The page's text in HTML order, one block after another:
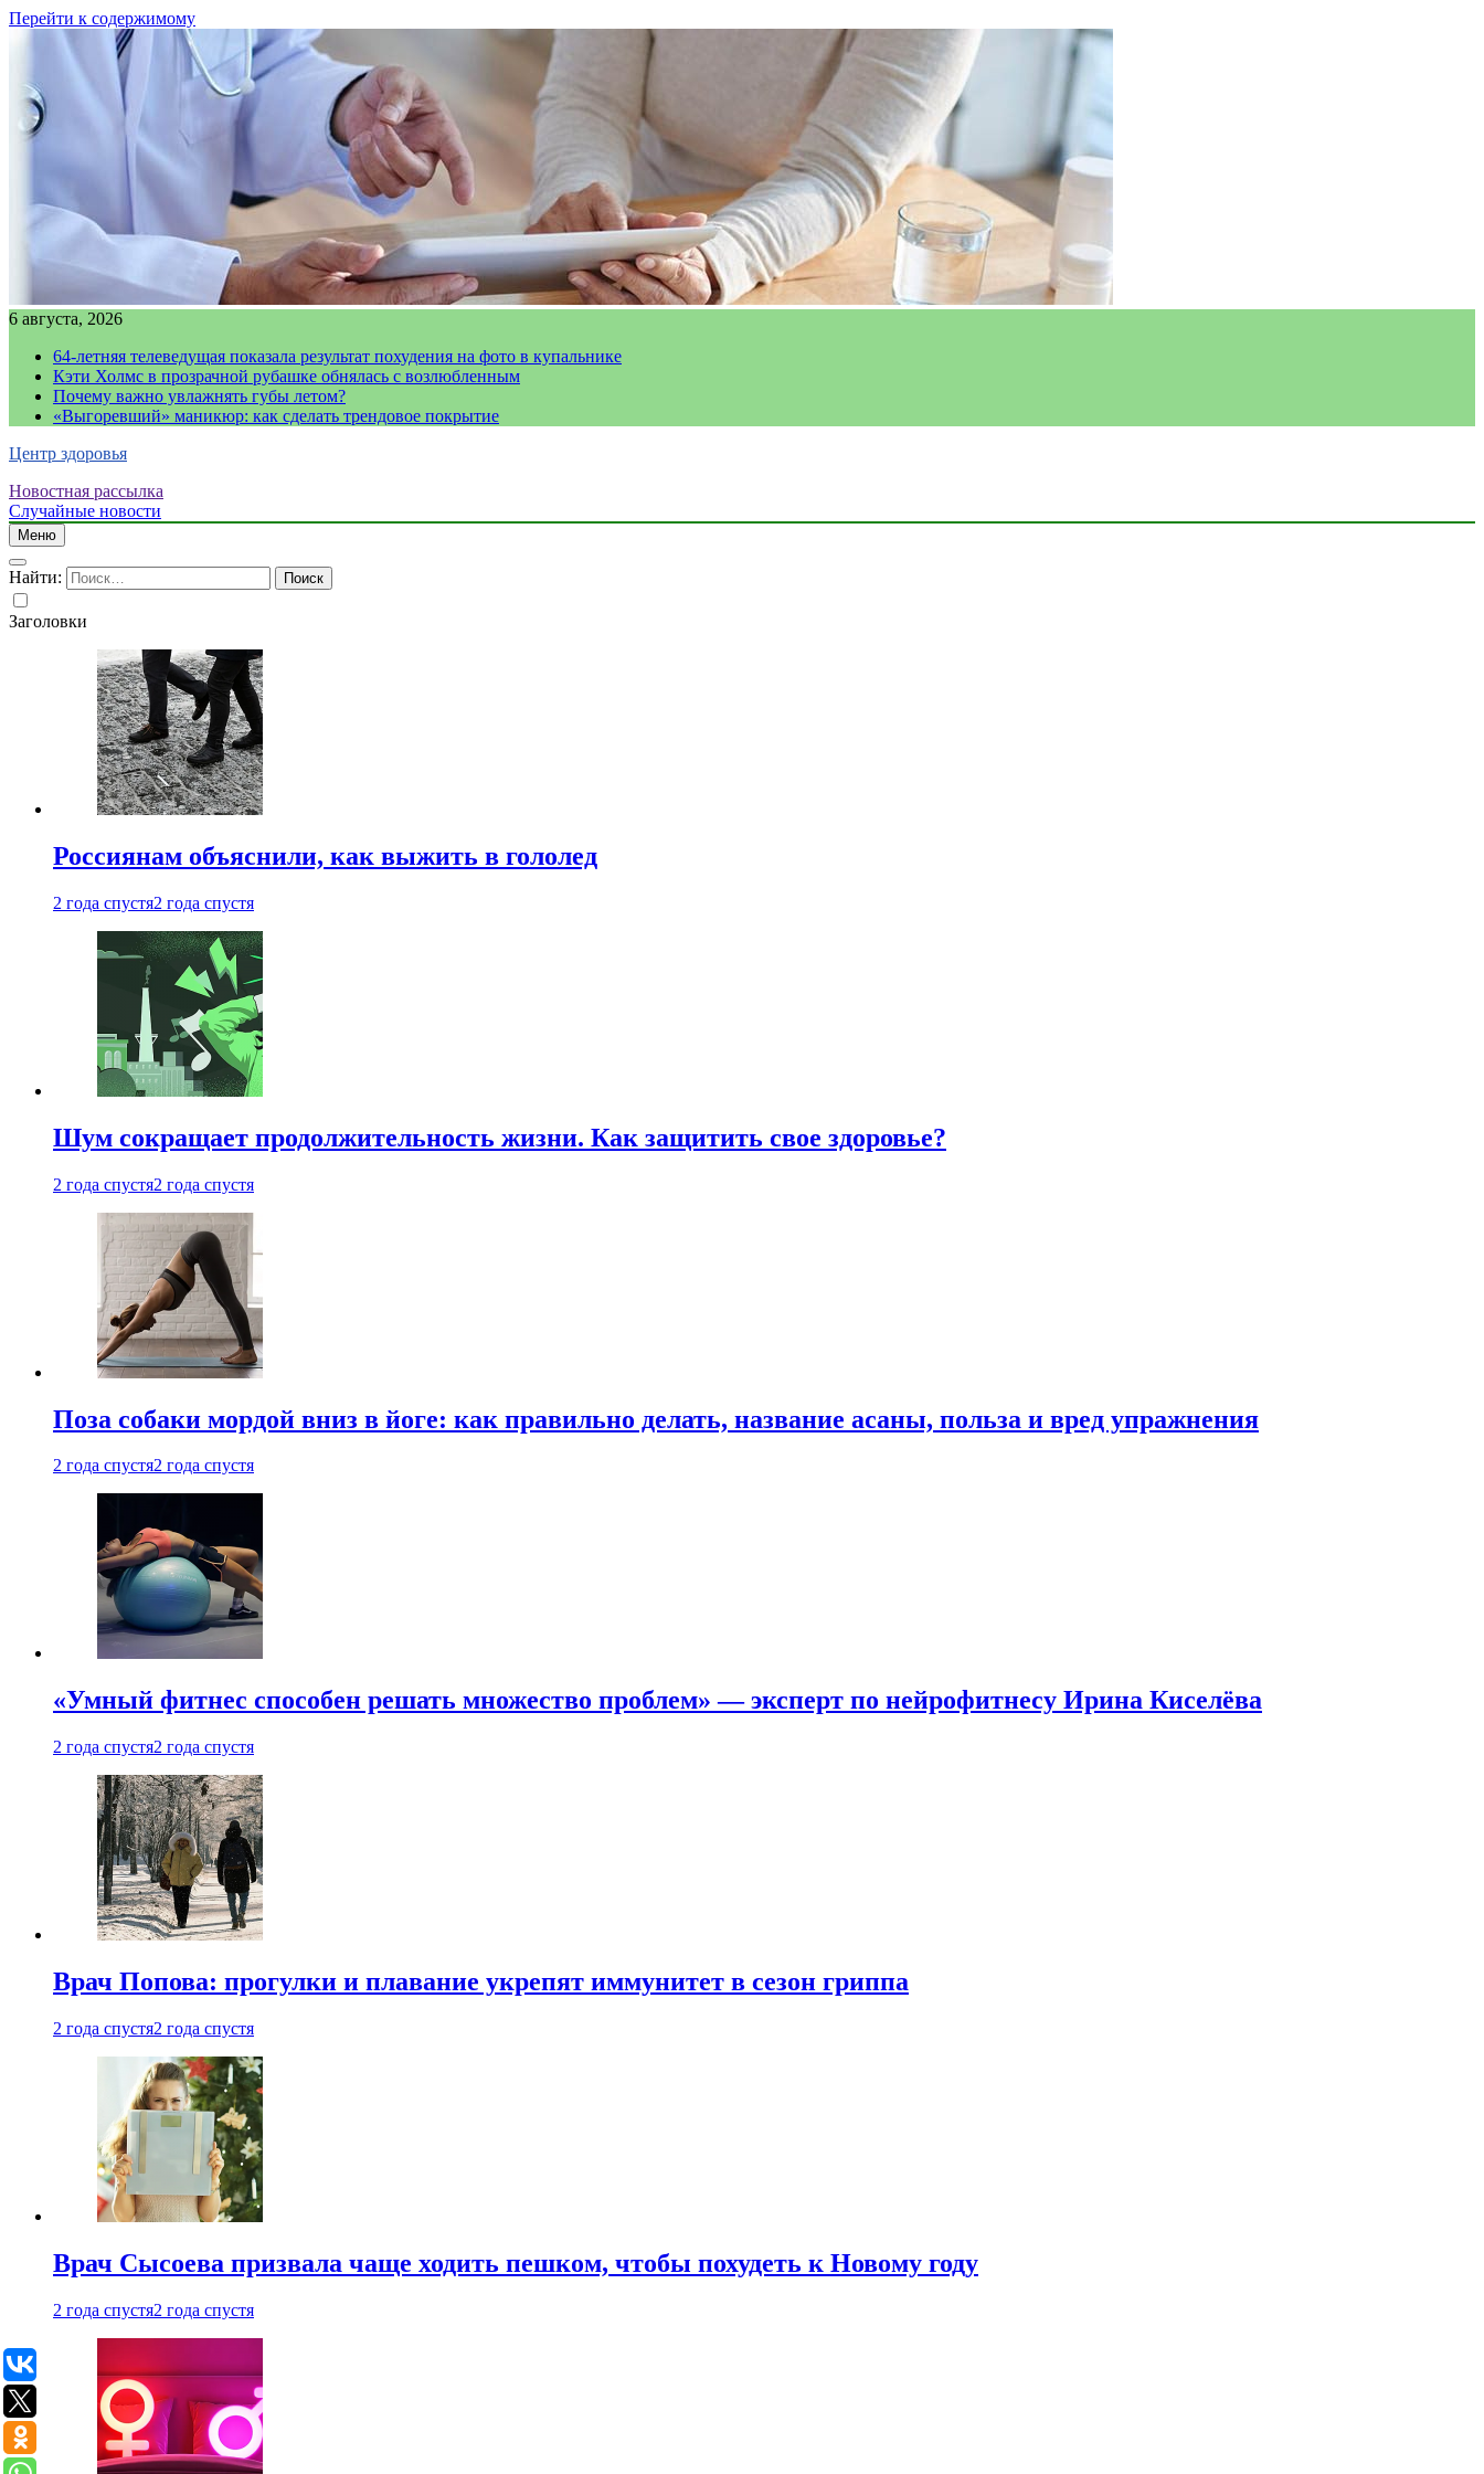
Перейти к содержимому
6 августа, 2026
64-летняя телеведущая показала результат похудения на фото в купальнике
Кэти Холмс в прозрачной рубашке обнялась с возлюбленным
Почему важно увлажнять губы летом?
«Выгоревший» маникюр: как сделать трендовое покрытие
Центр здоровья
Новостная рассылка
Случайные новости
Меню
Найти:
Заголовки
Россиянам объяснили, как выжить в гололед
2 года спустя2 года спустя
Шум сокращает продолжительность жизни. Как защитить свое здоровье?
2 года спустя2 года спустя
Поза собаки мордой вниз в йоге: как правильно делать, название асаны, польза и вред упражнения
2 года спустя2 года спустя
«Умный фитнес способен решать множество проблем» — эксперт по нейрофитнесу Ирина Киселёва
2 года спустя2 года спустя
Врач Попова: прогулки и плавание укрепят иммунитет в сезон гриппа
2 года спустя2 года спустя
Врач Сысоева призвала чаще ходить пешком, чтобы похудеть к Новому году
2 года спустя2 года спустя